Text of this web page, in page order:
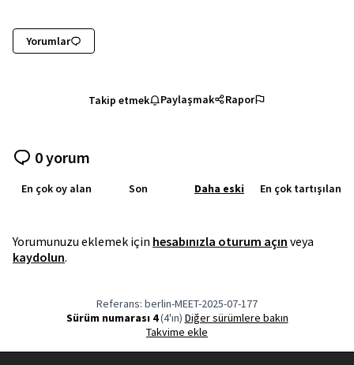
Yorumlar
Takip etmek Paylaşmak Rapor
0 yorum
En çok oy alan Son Daha eski En çok tartışılan
Yorumunuzu eklemek için hesabınızla oturum açın veya
kaydolun.
Referans: berlin-MEET-2025-07-177
Sürüm numarası 4(4'ın)
diğer sürümlere bakın
Takvime ekle